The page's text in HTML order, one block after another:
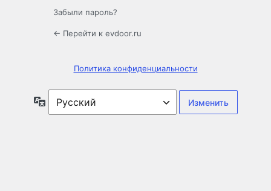
Забыли пароль?
← Перейти к evdoor.ru
Политика конфиденциальности
Язык